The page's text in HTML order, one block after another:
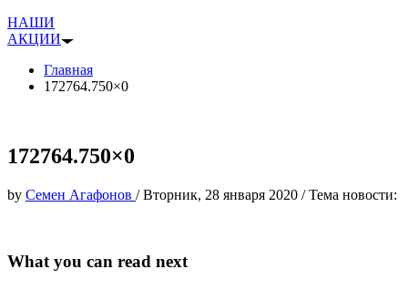
НАШИ
АКЦИИ
Главная
172764.750×0
172764.750×0
by Семен Агафонов /Вторник, 28 января 2020 /Тема новости:
What you can read next